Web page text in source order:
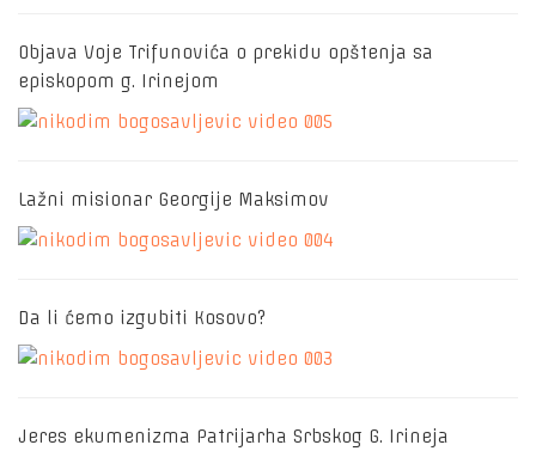
Objava Voje Trifunovića o prekidu opštenja sa
episkopom g. Irinejom
Lažni misionar Georgije Maksimov
Da li ćemo izgubiti Kosovo?
Jeres ekumenizma Patrijarha Srbskog G. Irineja